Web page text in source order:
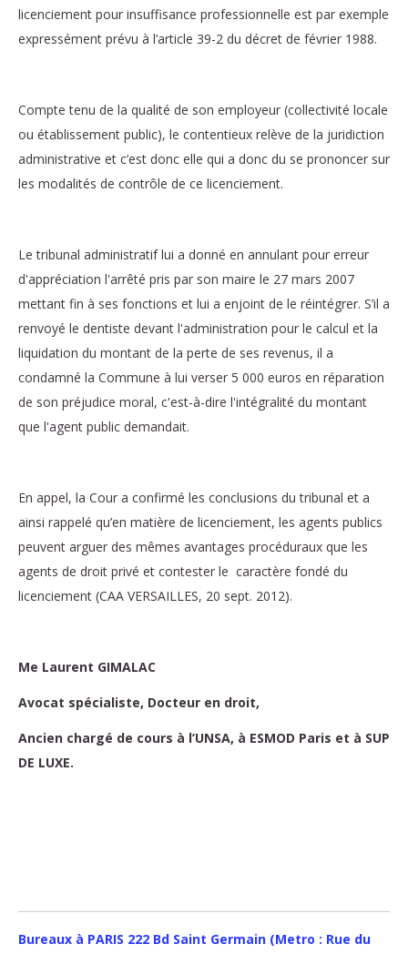
licenciement pour insuffisance professionnelle est par exemple
expressément prévu à l’article 39-2 du décret de février 1988.
Compte tenu de la qualité de son employeur (collectivité locale
ou établissement public), le contentieux relève de la juridiction
administrative et c’est donc elle qui a donc du se prononcer sur
les modalités de contrôle de ce licenciement.
Le tribunal administratif lui a donné en annulant pour erreur
d'appréciation l'arrêté pris par son maire le 27 mars 2007
mettant fin à ses fonctions et lui a enjoint de le réintégrer. S’il a
renvoyé le dentiste devant l'administration pour le calcul et la
liquidation du montant de la perte de ses revenus, il a
condamné la Commune à lui verser 5 000 euros en réparation
de son préjudice moral, c'est-à-dire l'intégralité du montant
que l'agent public demandait.
En appel, la Cour a confirmé les conclusions du tribunal et a
ainsi rappelé qu’en matière de licenciement, les agents publics
peuvent arguer des mêmes avantages procéduraux que les
agents de droit privé et contester le caractère fondé du
licenciement (CAA VERSAILLES, 20 sept. 2012).
Me Laurent GIMALAC
Avocat spécialiste, Docteur en droit,
Ancien chargé de cours à l’UNSA, à ESMOD Paris et à SUP
DE LUXE.
Bureaux à PARIS 222 Bd Saint Germain (Metro : Rue du